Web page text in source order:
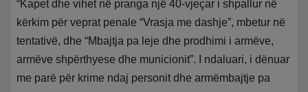
“Kapet dhe vihet në pranga një 40-vjeçar i shpallur në
kërkim për veprat penale “Vrasja me dashje”, mbetur në
tentativë, dhe “Mbajtja pa leje dhe prodhimi i armëve,
armëve shpërthyese dhe municionit”. I ndaluari, i dënuar
me parë për krime ndaj personit dhe armëmbajtje pa